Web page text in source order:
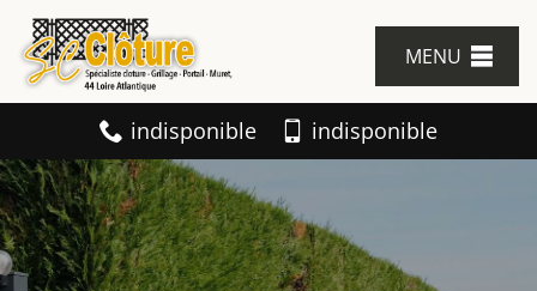
MENU
indisponible indisponible